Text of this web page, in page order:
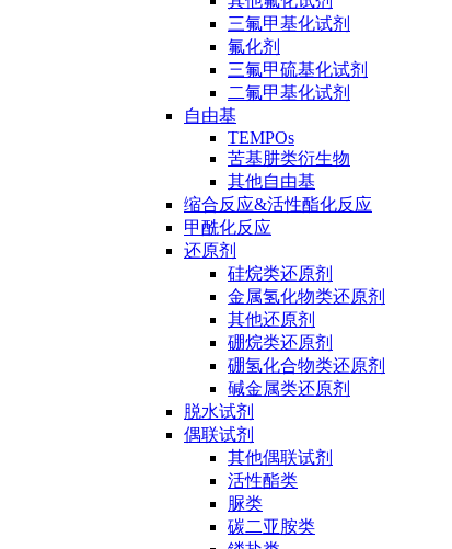
三氟甲基化试剂
氟化剂
三氟甲硫基化试剂
二氟甲基化试剂
自由基
TEMPOs
苦基肼类衍生物
其他自由基
缩合反应&活性酯化反应
甲酰化反应
还原剂
硅烷类还原剂
金属氢化物类还原剂
其他还原剂
硼烷类还原剂
硼氢化合物类还原剂
碱金属类还原剂
脱水试剂
偶联试剂
其他偶联试剂
活性酯类
脲类
碳二亚胺类